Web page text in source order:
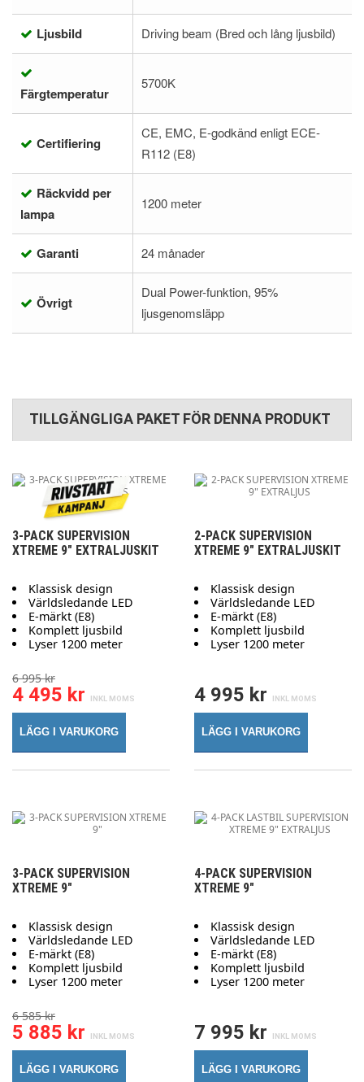
Ljusbild Driving beam (Bred och lång ljusbild)
Färgtemperatur
5700K
Certifiering
CE, EMC, E-godkänd enligt ECE-
R112 (E8)
Räckvidd per
lampa
1200 meter
Garanti 24 månader
Övrigt
Dual Power-funktion, 95%
ljusgenomsläpp
TILLGÄNGLIGA PAKET FÖR DENNA PRODUKT
3-PACK SUPERVISION
XTREME 9" EXTRALJUSKIT
Klassisk design
Världsledande LED
E-märkt (E8)
Komplett ljusbild
Lyser 1200 meter
6 995 kr
4 495 kr
LÄGG I VARUKORG
2-PACK SUPERVISION
XTREME 9" EXTRALJUSKIT
Klassisk design
Världsledande LED
E-märkt (E8)
Komplett ljusbild
Lyser 1200 meter
4 995 kr
LÄGG I VARUKORG
3-PACK SUPERVISION
XTREME 9"
Klassisk design
Världsledande LED
E-märkt (E8)
Komplett ljusbild
Lyser 1200 meter
6 585 kr
5 885 kr
LÄGG I VARUKORG
4-PACK SUPERVISION
XTREME 9"
Klassisk design
Världsledande LED
E-märkt (E8)
Komplett ljusbild
Lyser 1200 meter
7 995 kr
LÄGG I VARUKORG